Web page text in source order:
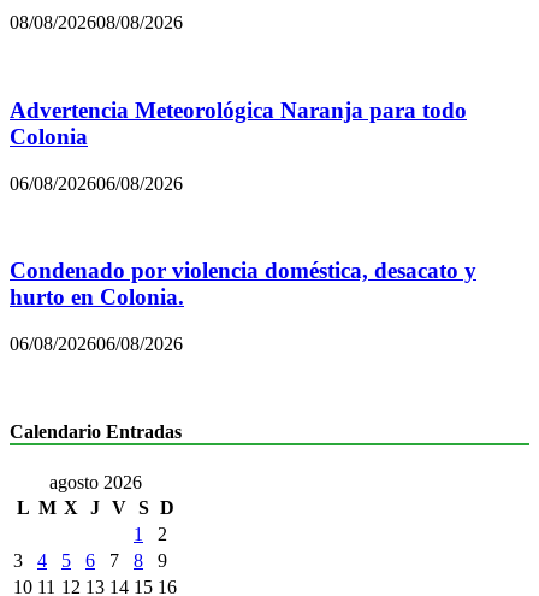
08/08/202608/08/2026
Advertencia Meteorológica Naranja para todo
Colonia
06/08/202606/08/2026
Condenado por violencia doméstica, desacato y
hurto en Colonia.
06/08/202606/08/2026
Calendario Entradas
agosto 2026
L M X J V S D
1
2
3
4 5 6 7 8
9
10 11 12 13 14 15 16